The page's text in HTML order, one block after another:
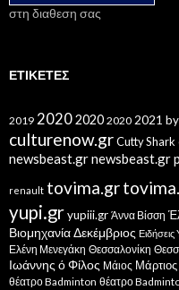
στη διαθεση σας
ΕΤΙΚΈΤΕΣ
2019 20202020 2020 2021
culturenow.grCutty Shark
newsbeast.grnewsbeast.gr
renault tovima.gr
yupi.gryupiii.gr Άννα Βίσση
ΒιομηχανίαΔεκέμβριος Ειδήσεις
Ελένη Μενεγάκη Θεσσαλονίκη
Ιωάννης ό Φίλος Μάιος Μάρτιος
θέατρο Badminton θέατρο